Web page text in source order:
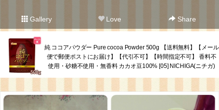
Gallery Love Share
純 ココアパウダー Pure cocoa Powder 500g 【送料無料】【メール
便で郵便ポストにお届け】【代引不可】【時間指定不可】 香料不
使用・砂糖不使用・無香料 カカオ豆100% [05] NICHIGA(ニチガ)